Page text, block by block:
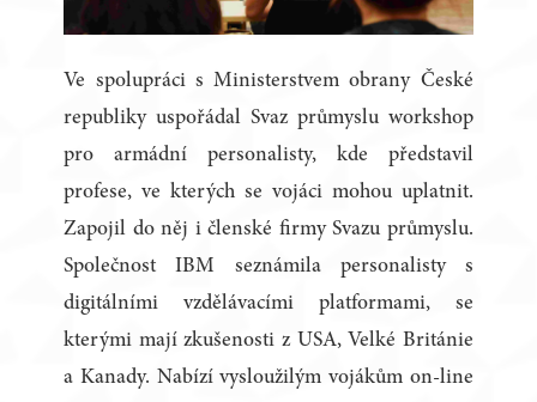
Ve spolupráci s Ministerstvem obrany České
republiky uspořádal Svaz průmyslu workshop
pro armádní personalisty, kde představil
profese, ve kterých se vojáci mohou uplatnit.
Zapojil do něj i členské firmy Svazu průmyslu.
Společnost IBM seznámila personalisty s
digitálními vzdělávacími platformami, se
kterými mají zkušenosti z USA, Velké Británie
a Kanady. Nabízí vysloužilým vojákům on-line